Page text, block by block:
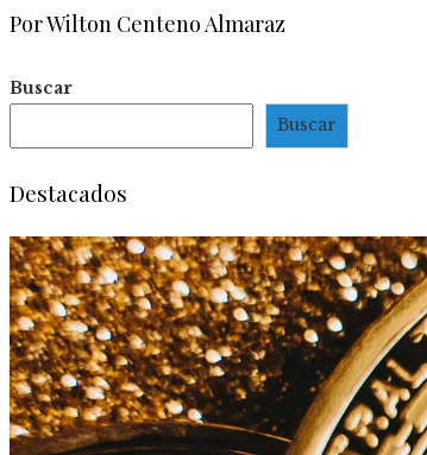
Por Wilton Centeno Almaraz
Buscar
Buscar
Destacados